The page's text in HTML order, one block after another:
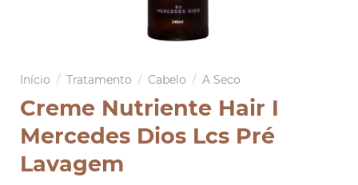
Início / Tratamento / Cabelo / A Seco
Creme Nutriente Hair I
Mercedes Dios Lcs Pré
Lavagem